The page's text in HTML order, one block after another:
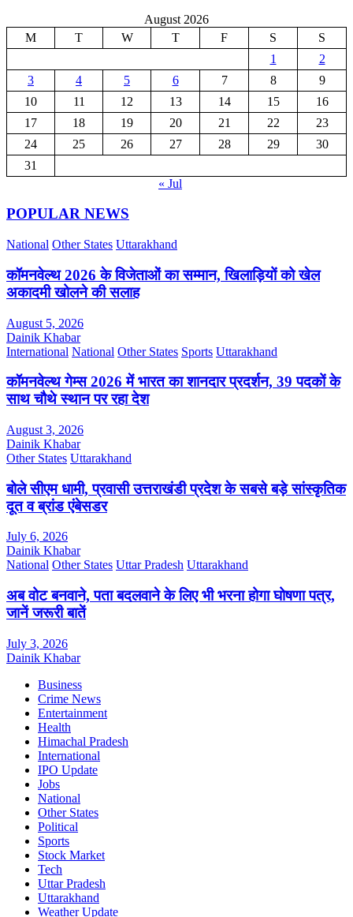
August 2026
M
T W T F S
S
1
2
3
4 5 6 7 8
9
10
11 12 13 14 15
16
17
18 19 20 21 22
23
24
25 26 27 28 29
30
31
« Jul
POPULAR NEWS
National Other States Uttarakhand
कॉमनवेल्थ 2026 के विजेताओं का सम्मान, खिलाड़ियों को खेल
अकादमी खोलने की सलाह
August 5, 2026
Dainik Khabar
International National Other States Sports Uttarakhand
कॉमनवेल्थ गेम्स 2026 में भारत का शानदार प्रदर्शन, 39 पदकों के
साथ चौथे स्थान पर रहा देश
August 3, 2026
Dainik Khabar
Other States Uttarakhand
बोले सीएम धामी, प्रवासी उत्तराखंडी प्रदेश के सबसे बड़े सांस्कृतिक
दूत व ब्रांड एंबेसडर
July 6, 2026
Dainik Khabar
National Other States Uttar Pradesh Uttarakhand
अब वोट बनवाने, पता बदलवाने के लिए भी भरना होगा घोषणा पत्र,
जानें जरूरी बातें
July 3, 2026
Dainik Khabar
Business
Crime News
Entertainment
Health
Himachal Pradesh
International
IPO Update
Jobs
National
Other States
Political
Sports
Stock Market
Tech
Uttar Pradesh
Uttarakhand
Weather Update